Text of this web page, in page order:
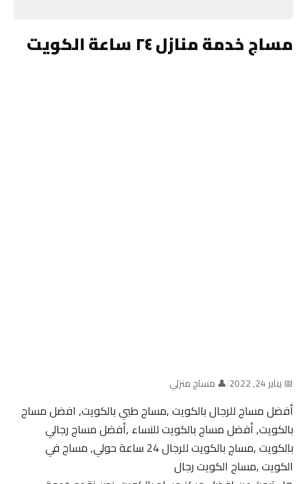
مساج خدمة منازل ٢٤ ساعة الكويت
📅 يناير 24, 2022 |👤 مساج منزلي
أفضل مساج للرجال بالكويت ,مساج طبي بالكويت, افضل مساج
بالكويت, أفضل مساج بالكويت للنساء ,أفضل مساج رجالي
بالكويت ,مساج بالكويت للرجال 24 ساعة حولي, مساج في
الكويت ,مساج الكويت رجال